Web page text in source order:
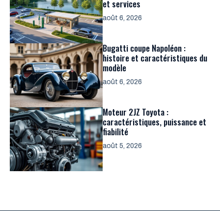
et services
août 6, 2026
Bugatti coupe Napoléon :
histoire et caractéristiques du
modèle
août 6, 2026
Moteur 2JZ Toyota :
caractéristiques, puissance et
fiabilité
août 5, 2026